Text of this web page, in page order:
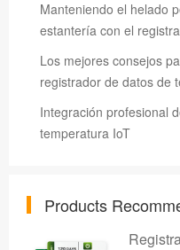
Manteniendo el helado
estantería con el
Los mejores consejos
registrador de datos de
Integración profesional
temperatura IoT
Products